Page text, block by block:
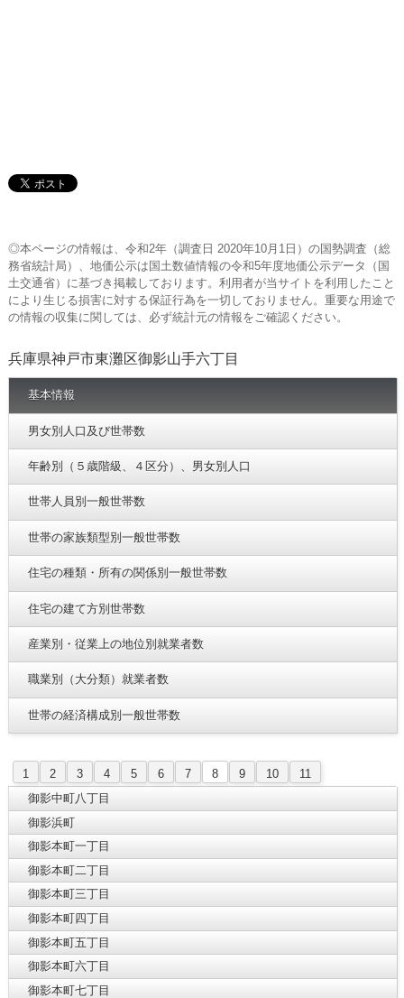
◎本ページの情報は、令和2年（調査日 2020年10月1日）の国勢調査（総
務省統計局）、地価公示は国土数値情報の令和5年度地価公示データ（国
土交通省）に基づき掲載しております。利用者が当サイトを利用したこと
により生じる損害に対する保証行為を一切しておりません。重要な用途で
の情報の収集に関しては、必ず統計元の情報をご確認ください。
兵庫県神戸市東灘区御影山手六丁目
基本情報
男女別人口及び世帯数
年齢別（５歳階級、４区分）、男女別人口
世帯人員別一般世帯数
世帯の家族類型別一般世帯数
住宅の種類・所有の関係別一般世帯数
住宅の建て方別世帯数
産業別・従業上の地位別就業者数
職業別（大分類）就業者数
世帯の経済構成別一般世帯数
1 2 3 4 5 6 7 8 9 10
11
御影中町八丁目
御影浜町
御影本町一丁目
御影本町二丁目
御影本町三丁目
御影本町四丁目
御影本町五丁目
御影本町六丁目
御影本町七丁目